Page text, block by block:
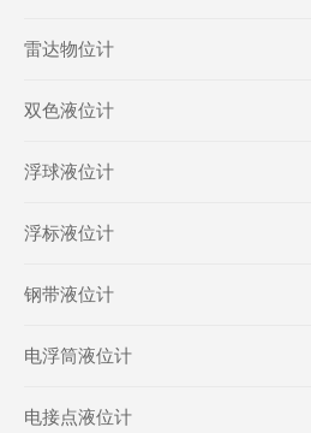
雷达物位计
双色液位计
浮球液位计
浮标液位计
钢带液位计
电浮筒液位计
电接点液位计